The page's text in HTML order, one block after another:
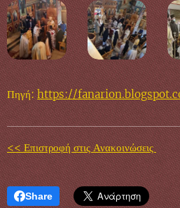
Πηγή:https://
<< Επιστροφή στις Ανακοινώσεις
Share